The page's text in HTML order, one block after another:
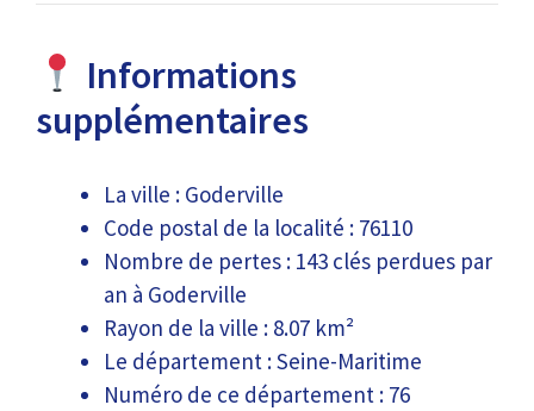
Informations
supplémentaires
La ville : Goderville
Code postal de la localité : 76110
Nombre de pertes : 143 clés perdues par
an à Goderville
Rayon de la ville : 8.07 km²
Le département : Seine-Maritime
Numéro de ce département : 76